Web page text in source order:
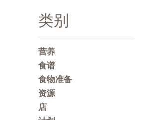
类别
营养
食谱
食物准备
资源
店